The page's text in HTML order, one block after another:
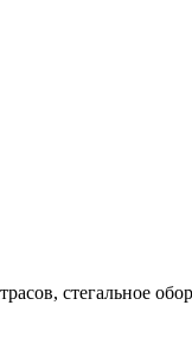
стегальное